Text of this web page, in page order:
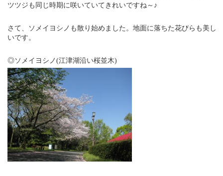
ツツジも同じ時期に咲いていてきれいですね～♪
さて、ソメイヨシノも散り始めました。地面に落ちた花びらも美し
いです。
◎ソメイヨシノ(江津湖沿い桜並木)